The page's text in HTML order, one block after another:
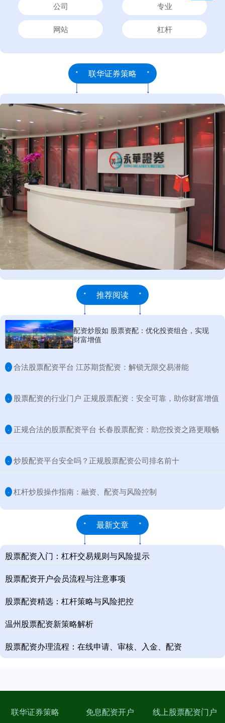
公司 专业
网站 杠杆
联华证券策略
推荐阅读
配资炒股如 股票资配：优化投资组合，实现
财富增值
· ​合法股票配资平台 江苏期货配资：解锁无限交易潜能
· ​股票配资的行业门户 正规股票配资：安全可靠，助你财富增值
· ​正规合法的股票配资平台 长春股票配资：助您投资之路更顺畅
· ​炒股配资平台安全吗？正规股票配资公司排名前十
· ​杠杆炒股操作指南：融资、配资与风险控制
最新文章
股票配资入门：杠杆交易规则与风险提示
股票配资开户会员流程与注意事项
股票配资精选：杠杆策略与风险把控
温州股票配资新策略解析
股票配资办理流程：在线申请、审核、入金、配资
联华证券策略 免息配资开户 线上股票配资门户